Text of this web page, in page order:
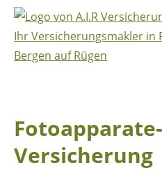
Fotoapparate-
Versicherung